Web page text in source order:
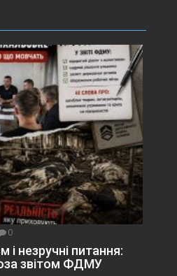
0
і незручні питання:
звітом ФДМУ